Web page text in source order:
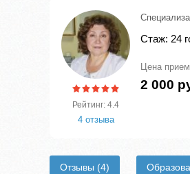
Рейтинг: 4.4
4 отзыва
Стаж: 24
Цена
2 000
Отзывы (4)